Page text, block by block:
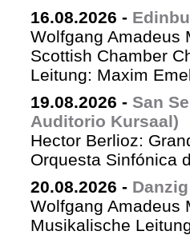
16.08.2026 -
Wolfgang Amadeus
Scottish Chamber
Leitung: Maxim
19.08.2026 - San
Auditorio Kursaal)
Hector Berlioz:
Orquesta Sinfónica
20.08.2026 - Danzig
Wolfgang Amadeus
Musikalische